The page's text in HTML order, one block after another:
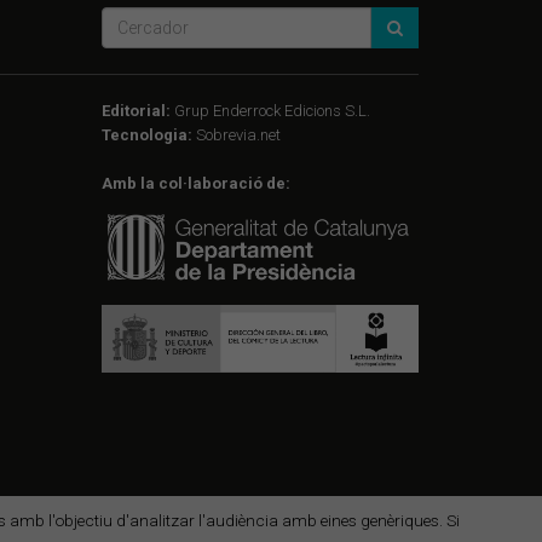
l'objectiu d'analitzar l'audiència amb eines genèriques. Si
Editorial: Grup Enderrock Edicions S.L.
Tecnologia: Sobrevia.net
Amb la col·laboració de: